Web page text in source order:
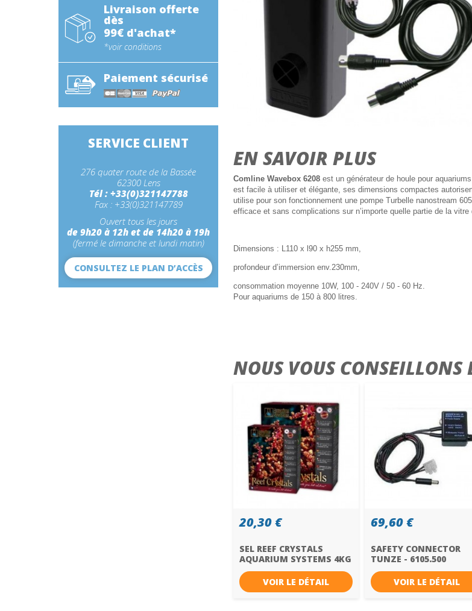
EN SAVOIR PLUS
Comline Wavebox 6208 est un générateur de houle pour
est facile à utiliser et élégante, ses dimensions compactes
utilise pour son fonctionnement une pompe Turbelle nanostream
efficace et sans complications sur n’importe quelle partie de la vitre
Dimensions : L110 x l90 x h255 mm,
profondeur d’immersion env.230mm,
consommation moyenne 10W, 100 - 240V / 50 - 60 Hz.
Pour aquariums de 150 à 800 litres.
NOUS VOUS CONSEILLONS
20,30 €
SEL REEF CRYSTALS
AQUARIUM SYSTEMS 4KG
VOIR LE DÉTAIL
69,60 €
SAFETY CONNECTOR
TUNZE - 6105.500
VOIR LE DÉTAIL
Livraison offerte
dès
99€ d'achat*
*voir conditions
Paiement sécurisé
SERVICE CLIENT
276 quater route de la Bassée
62300 Lens
Tél : +33(0)321147788
Fax : +33(0)321147789
Ouvert tous les jours
de 9h20 à 12h et de 14h20 à 19h
(fermé le dimanche et lundi matin)
CONSULTEZ LE PLAN D’ACCÈS